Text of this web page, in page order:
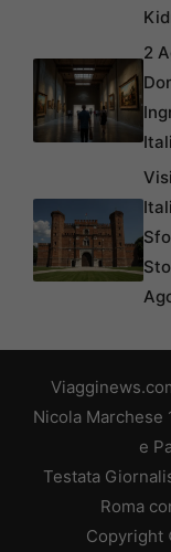
2
Nicola Marchese
e
Testata
Roma
Copyright